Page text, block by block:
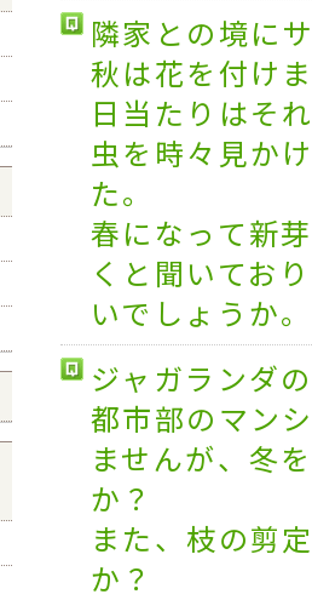
隣家との境に
秋は花を付け
日当たりはそ
虫を時々見か
た。
春になって新
くと聞いてお
いでしょうか。
ジャガランダ
都市部のマン
ませんが、冬
か？
また、枝の剪
か？